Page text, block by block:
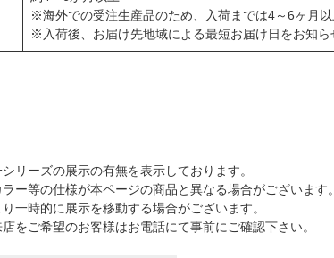
※海外での受注生産品のため、入荷までは4～6ヶ月
※入荷後、お届け先地域による最短お届け日をお知ら
リーズの展示の有無を表示しております。
ー等の仕様が本ページの商品と異なる場合がございます
一時的に展示を移動する場合がございます。
をご希望のお客様はお電話にて事前にご確認下さい。